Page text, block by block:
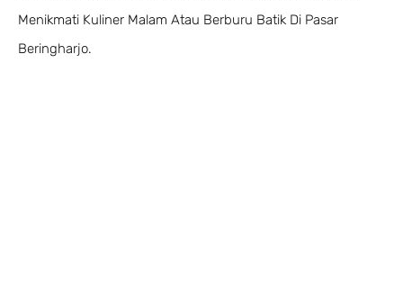
Menikmati Kuliner Malam Atau Berburu Batik Di Pasar
Beringharjo.